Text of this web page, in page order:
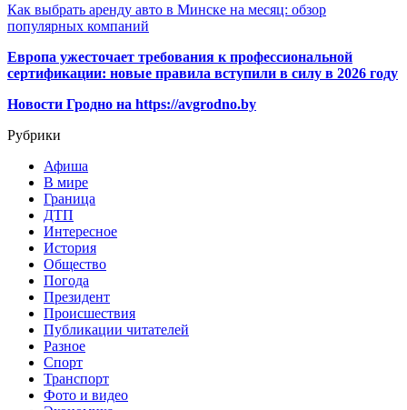
Как выбрать аренду авто в Минске на месяц: обзор
популярных компаний
Европа ужесточает требования к профессиональной
сертификации: новые правила вступили в силу в 2026 году
Новости Гродно на https://avgrodno.by
Рубрики
Афиша
В мире
Граница
ДТП
Интересное
История
Общество
Погода
Президент
Происшествия
Публикации читателей
Разное
Спорт
Транспорт
Фото и видео